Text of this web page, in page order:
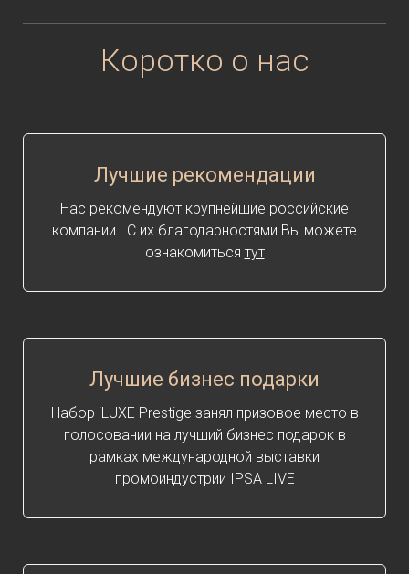
Коротко о нас
Лучшие рекомендации
Нас рекомендуют крупнейшие российские
компании. С их благодарностями Вы можете
ознакомиться тут
Лучшие бизнес подарки
Набор iLUXE Prestige занял призовое место в
голосовании на лучший бизнес подарок в
рамках международной выставки
промоиндустрии IPSA LIVE